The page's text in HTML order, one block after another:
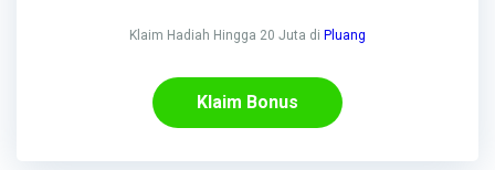
Klaim Hadiah Hingga 20 Juta di Pluang
Klaim Bonus